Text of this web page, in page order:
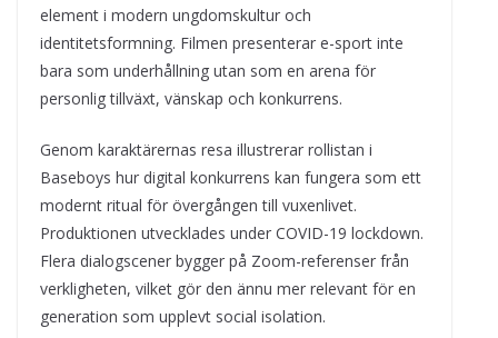
element i modern ungdomskultur och
identitetsformning. Filmen presenterar e-sport inte
bara som underhållning utan som en arena för
personlig tillväxt, vänskap och konkurrens.
Genom karaktärernas resa illustrerar rollistan i
Baseboys hur digital konkurrens kan fungera som ett
modernt ritual för övergången till vuxenlivet.
Produktionen utvecklades under COVID-19 lockdown.
Flera dialogscener bygger på Zoom-referenser från
verkligheten, vilket gör den ännu mer relevant för en
generation som upplevt social isolation.